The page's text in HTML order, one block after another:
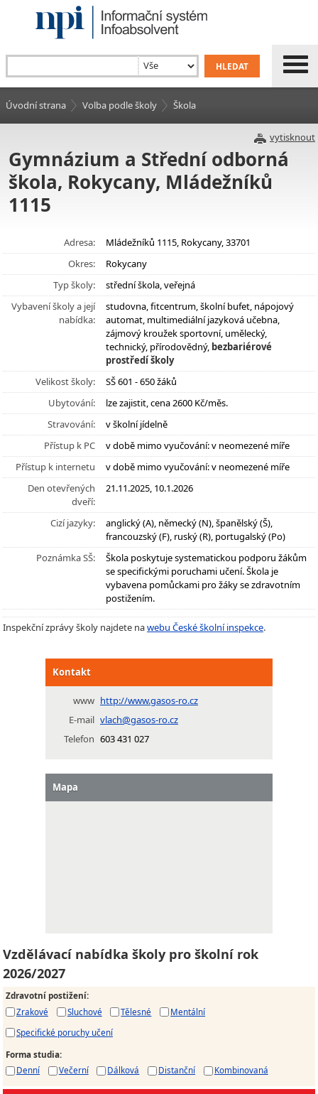
Úvodní strana Volba podle školy Škola
vytisknout
Gymnázium a Střední odborná
škola, Rokycany, Mládežníků
1115
Adresa:
Mládežníků 1115, Rokycany, 33701
Okres:
Rokycany
Typ školy:
střední škola, veřejná
Vybavení školy a její
nabídka:
studovna, fitcentrum, školní bufet, nápojový
automat, multimediální jazyková učebna,
zájmový kroužek sportovní, umělecký,
technický, přírodovědný, bezbariérové
prostředí školy
Velikost školy:
SŠ 601 - 650 žáků
Ubytování:
lze zajistit, cena 2600 Kč/měs.
Stravování:
v školní jídelně
Přístup k PC
v době mimo vyučování: v neomezené míře
Přístup k internetu
v době mimo vyučování: v neomezené míře
Den otevřených
dveří:
21.11.2025, 10.1.2026
Cizí jazyky:
anglický (A), německý (N), španělský (Š),
francouzský (F), ruský (R), portugalský (Po)
Poznámka SŠ:
Škola poskytuje systematickou podporu žákům
se specifickými poruchami učení. Škola je
vybavena pomůckami pro žáky se zdravotním
postižením.
Inspekční zprávy školy najdete nawebu České školní inspekce.
Kontakt
www http://www.gasos-ro.cz
E-mail vlach@gasos-ro.cz
Telefon 603 431 027
Mapa
Vzdělávací nabídka školy pro školní rok
2026/2027
Zdravotní postižení:
Zrakové
Sluchové Tělesné
Mentální
Specifické poruchy učení
Forma studia:
Denní
Večerní Dálková Distanční Kombinovaná